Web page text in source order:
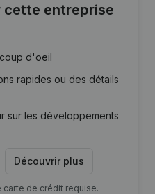
cette entreprise
d'oeil
rapides ou des détails
sur les développements
Découvrir plus
carte de crédit requise.